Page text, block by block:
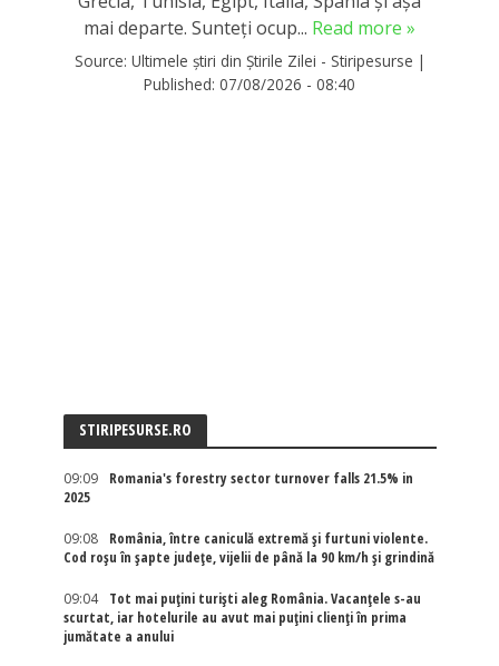
mai departe. Sunteți ocup... Read more »
Source: Ultimele știri din Știrile Zilei - Stiripesurse |
Published: 07/08/2026 - 08:40
STIRIPESURSE.RO
09:09
Romania's forestry sector turnover falls 21.5% in
2025
09:08
România, între caniculă extremă și furtuni violente.
Cod roșu în șapte județe, vijelii de până la 90 km/h și grindină
09:04
Tot mai puțini turiști aleg România. Vacanțele s-au
scurtat, iar hotelurile au avut mai puțini clienți în prima
jumătate a anului